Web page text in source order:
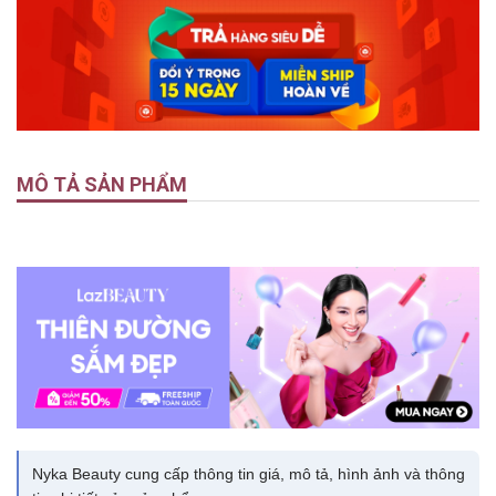
MÔ TẢ SẢN PHẨM
Nyka Beauty cung cấp thông tin giá, mô tả, hình ảnh và thông